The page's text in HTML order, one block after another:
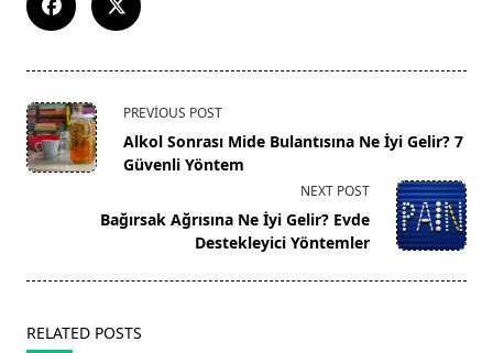
<span
class="nav-
subtitle
PREVIOUS POST
Alkol Sonrası Mide Bulantısına Ne İyi Gelir? 7
Güvenli Yöntem
NEXT POST
Bağırsak Ağrısına Ne İyi Gelir? Evde
Destekleyici Yöntemler
RELATED POSTS